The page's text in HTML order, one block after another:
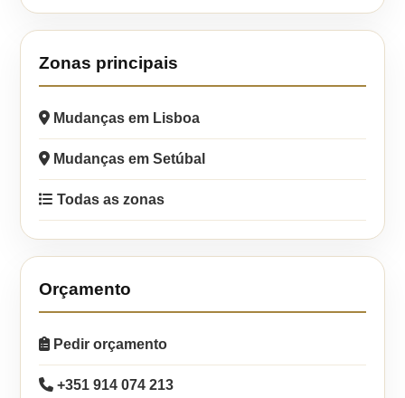
Zonas principais
Mudanças em Lisboa
Mudanças em Setúbal
Todas as zonas
Orçamento
Pedir orçamento
+351 914 074 213